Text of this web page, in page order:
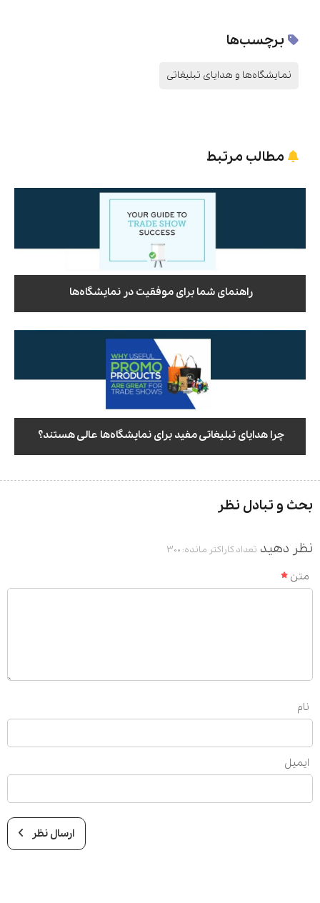
برچسب‌ها
نمایشگاه‌ها و هدایای تبلیغاتی
مطالب مرتبط
راهنمای شما برای موفقیت در نمایشگاه‌­ها
چرا هدایای تبلیغاتی مفید برای نمایشگاه‌ها عالی هستند؟
بحث و تبادل نظر
نظر دهید تعداد کاراکتر مانده: 300
متن
نام
ایمیل
ارسال نظر